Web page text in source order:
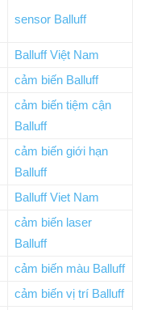
sensor Balluff
Balluff Việt Nam
cảm biến Balluff
cảm biến tiệm cận
Balluff
cảm biến giới hạn
Balluff
Balluff Viet Nam
cảm biến laser
Balluff
cảm biến màu Balluff
cảm biến vị trí Balluff